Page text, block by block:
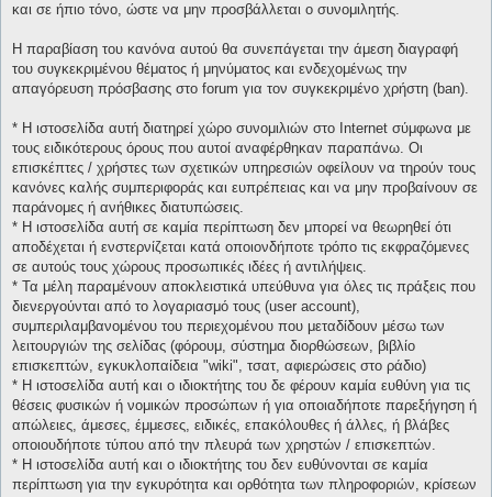
και σε ήπιο τόνο, ώστε να μην προσβάλλεται ο συνομιλητής.
Η παραβίαση του κανόνα αυτού θα συνεπάγεται την άμεση διαγραφή
του συγκεκριμένου θέματος ή μηνύματος και ενδεχομένως την
απαγόρευση πρόσβασης στο forum για τον συγκεκριμένο χρήστη (ban).
* H ιστοσελίδα αυτή διατηρεί χώρο συνομιλιών στο Internet σύμφωνα με
τους ειδικότερους όρους που αυτοί αναφέρθηκαν παραπάνω. Οι
επισκέπτες / χρήστες των σχετικών υπηρεσιών οφείλουν να τηρούν τους
κανόνες καλής συμπεριφοράς και ευπρέπειας και να μην προβαίνουν σε
παράνομες ή ανήθικες διατυπώσεις.
* H ιστοσελίδα αυτή σε καμία περίπτωση δεν μπορεί να θεωρηθεί ότι
αποδέχεται ή ενστερνίζεται κατά οποιονδήποτε τρόπο τις εκφραζόμενες
σε αυτούς τους χώρους προσωπικές ιδέες ή αντιλήψεις.
* Τα μέλη παραμένουν αποκλειστικά υπεύθυνα για όλες τις πράξεις που
διενεργούνται από το λογαριασμό τους (user account),
συμπεριλαμβανομένου του περιεχομένου που μεταδίδουν μέσω των
λειτουργιών της σελίδας (φόρουμ, σύστημα διορθώσεων, βιβλίο
επισκεπτών, εγκυκλοπαίδεια "wiki", τσατ, αφιερώσεις στο ράδιο)
* H ιστοσελίδα αυτή και ο ιδιοκτήτης του δε φέρουν καμία ευθύνη για τις
θέσεις φυσικών ή νομικών προσώπων ή για οποιαδήποτε παρεξήγηση ή
απώλειες, άμεσες, έμμεσες, ειδικές, επακόλουθες ή άλλες, ή βλάβες
οποιουδήποτε τύπου από την πλευρά των χρηστών / επισκεπτών.
* H ιστοσελίδα αυτή και ο ιδιοκτήτης του δεν ευθύνονται σε καμία
περίπτωση για την εγκυρότητα και ορθότητα των πληροφοριών, κρίσεων